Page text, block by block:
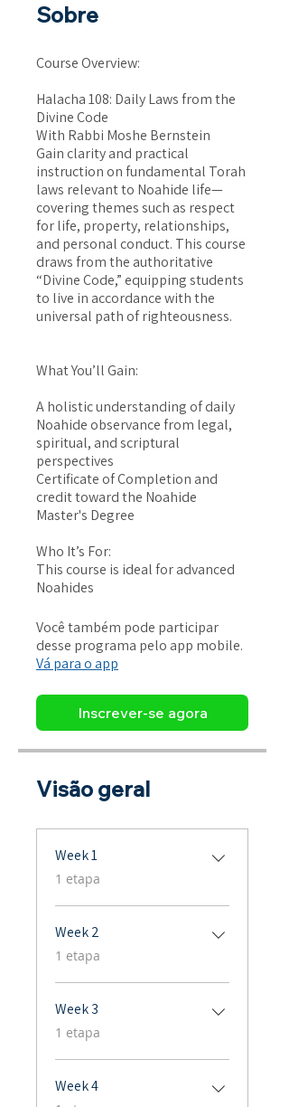
Sobre
Course Overview:
Halacha 108: Daily Laws from the
Divine Code
With Rabbi Moshe Bernstein
Gain clarity and practical
instruction on fundamental Torah
laws relevant to Noahide life—
covering themes such as respect
for life, property, relationships,
and personal conduct. This course
draws from the authoritative
“Divine Code,” equipping students
to live in accordance with the
universal path of righteousness.
What You’ll Gain:
A holistic understanding of daily
Noahide observance from legal,
spiritual, and scriptural
perspectives
Certificate of Completion and
credit toward the Noahide
Master's Degree
Who It’s For:
This course is ideal for advanced
Noahides
Você também pode participar
desse programa pelo app mobile.
Vá para o app
Inscrever-se agora
Visão geral
Week 1
1 etapa
Week 2
1 etapa
Week 3
1 etapa
Week 4